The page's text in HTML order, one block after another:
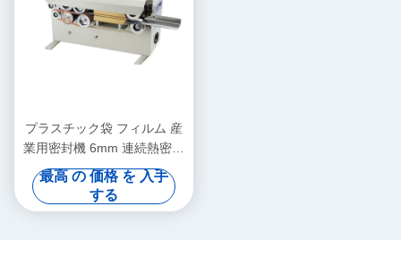
プラスチック袋 フィルム 産
業用密封機 6mm 連続熱密封
機
最高 の 価格 を 入手
する